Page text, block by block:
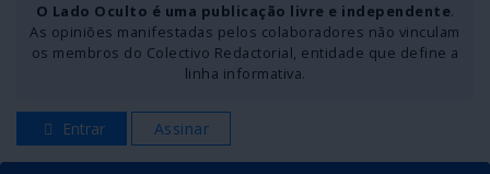
O Lado Oculto é uma publicação livre e independente.
As opiniões manifestadas pelos colaboradores não vinculam
os membros do Colectivo Redactorial, entidade que define a
linha informativa.
Entrar Assinar